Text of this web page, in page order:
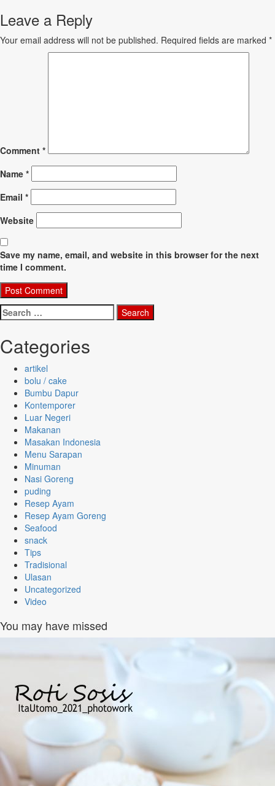
Leave a Reply
Your email address will not be published. Required fields are marked *
Comment *
Name *
Email *
Website
Save my name, email, and website in this browser for the next
time I comment.
Search
for:
Categories
artikel
bolu / cake
Bumbu Dapur
Kontemporer
Luar Negeri
Makanan
Masakan Indonesia
Menu Sarapan
Minuman
Nasi Goreng
puding
Resep Ayam
Resep Ayam Goreng
Seafood
snack
Tips
Tradisional
Ulasan
Uncategorized
Video
You may have missed